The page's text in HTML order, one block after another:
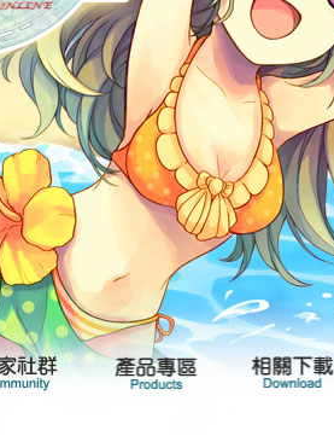
遊戲資訊 玩家社群